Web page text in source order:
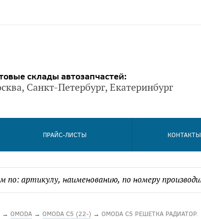
склады автозапчастей:
Санкт-Петербург, Екатеринбург
ПРАЙС-ЛИСТЫ КОНТАКТЫ
→ OMODA → OMODA C5 (22-) → OMODA C5 РЕШЕТКА РАДИАТОР.